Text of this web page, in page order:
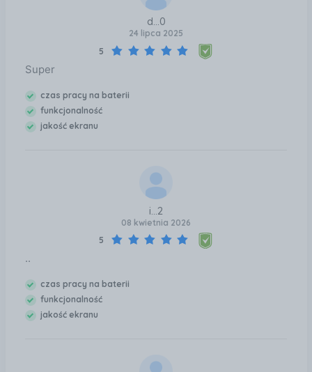
d...0
24 lipca 2025
5
Super
czas pracy na baterii
funkcjonalność
jakość ekranu
i...2
08 kwietnia 2026
5
..
czas pracy na baterii
funkcjonalność
jakość ekranu